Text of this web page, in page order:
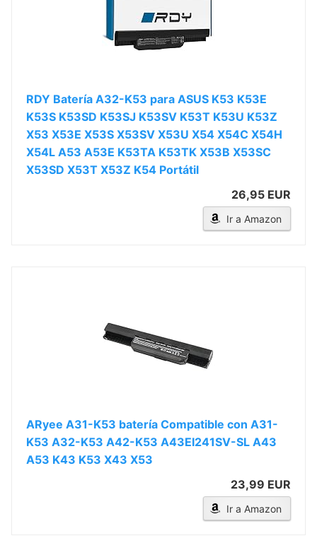
RDY Batería A32-K53 para ASUS K53 K53E
K53S K53SD K53SJ K53SV K53T K53U K53Z
X53 X53E X53S X53SV X53U X54 X54C X54H
X54L A53 A53E K53TA K53TK X53B X53SC
X53SD X53T X53Z K54 Portátil
26,95 EUR
Ir a Amazon
ARyee A31-K53 batería Compatible con A31-
K53 A32-K53 A42-K53 A43EI241SV-SL A43
A53 K43 K53 X43 X53
23,99 EUR
Ir a Amazon